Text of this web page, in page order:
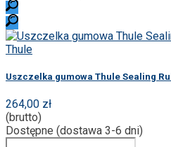
Uszczelka gumowa Thule Sealing
264,00 zł
(brutto)
Dostępne (dostawa 3-6 dni)